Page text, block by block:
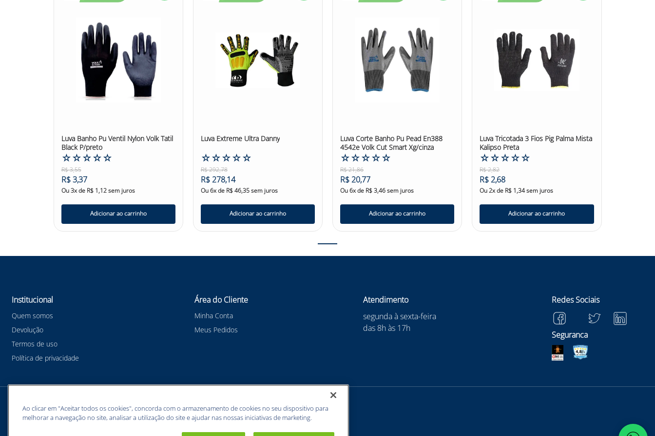
DESCRIÇÃO:
A Luva de Segurança Com Banho PUPEAD EN388 4443 SOFT é robusta e confiável, projetada para proteger as mãos do usuário contra riscos mecânicos em
diversas indústrias. Sua composição em fibra de vidro e polietileno de alta densidade oferece uma excelente resistência à abrasão, cortes, rasgos e perfurações.
Com um banho em poliuretano na palma e dedos, a luva proporciona uma aderência eficaz, mesmo em condições secas ou na presença de água. Isso permite
que o usuário realize suas atividades com segurança e precisão, mantendo um bom controle sobre objetos e ferramentas.
A Luva de Segurança Com Banho PUPEAD EN388 4443 SOFT foi testada e aprovada de acordo com a Norma BS EN 388:2003, que avalia o desempenho do EPI
em relação a diferentes fatores de risco. Seu nível de desempenho 4543D destaca sua capacidade de resistir aos desafios apresentados pela abrasão, cortes por
Confira outras categorias de Luva de Segurança Com Banho PUPEAD EN388 4443 SOFT #LuvaDeSegurança #ProteçãoDasMãos #EPI #Indústria
#SegurançaNoTrabalho"
Luva Banho Pu Ventil Nylon Volk Tatil
Black P/preto
☆☆☆☆☆
R$3,55
R$ 3,37
Ou3x de R$ 1,12sem juros
Adicionar ao carrinho
Luva Extreme Ultra Danny
☆☆☆☆☆
R$292,78
R$278,14
Ou6x de R$46,35sem juros
Adicionar ao carrinho
Luva Corte Banho Pu Pead En388
4542e Volk Cut Smart Xg/cinza
☆☆☆☆☆
R$21,86
R$20,77
Ou6x de R$3,46sem juros
Adicionar ao carrinho
Luva Tricotada 3 Fios Pig Palma Mista
Kalipso Preta
☆☆☆☆☆
R$2,82
R$2,68
Ou2x de R$ 1,34sem juros
Adicionar ao carrinho
Institucional
Quem somos
Devolução
Termos de uso
Política de privacidade
Área do Cliente
Minha Conta
Meus Pedidos
Atendimento
segunda à sexta-feira
das 8h às 17h
Redes Sociais
Seguranca
Meios de pagamentos
Ao clicar em "Aceitar todos os cookies", concorda com o armazenamento de cookies no seu dispositivo para
melhorar a navegação no site, analisar a utilização do site e ajudar nas nossas iniciativas de marketing.